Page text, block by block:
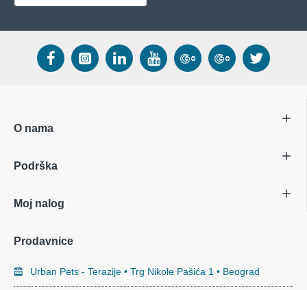
O nama
Podrška
Moj nalog
Prodavnice
Urban Pets - Terazije • Trg Nikole Pašića 1 • Beograd